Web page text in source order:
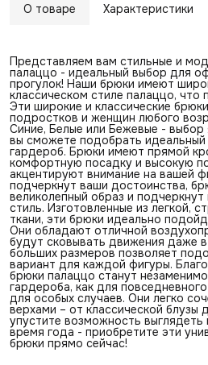
О товаре Характеристики
Представляем вам стильные и
палаццо - идеальный выбор для
прогулок! Наши брюки имеют
классическом стиле палаццо,
Эти широкие и классические
подростков и женщин любого
Синие, Белые или Бежевые - выбор
вы сможете подобрать
гардероб. Брюки имеют прямой
комфортную посадку и высокую
акцентируют внимание на вашей
подчеркнут ваши достоинства,
великолепный образ и
стиль. Изготовленные из легкой,
ткани, эти брюки идеально
Они обладают отличной
будут сковывать движения даже
больших размеров позволяет
вариант для каждой фигуры.
брюки палаццо станут
гардероба, как для
для особых случаев. Они легко
верхами – от классической блузы
упустите возможность
время года - приобретите эти
брюки прямо сейчас!